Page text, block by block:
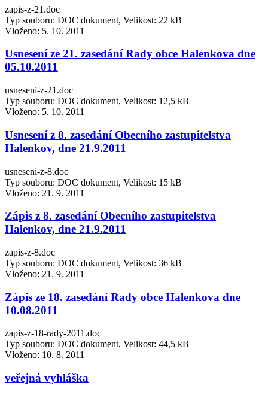
zapis-z-21.doc
Typ souboru: DOC dokument, Velikost: 22 kB
Vloženo: 5. 10. 2011
Usnesení ze 21. zasedání Rady obce Halenkova dne
05.10.2011
usneseni-z-21.doc
Typ souboru: DOC dokument, Velikost: 12,5 kB
Vloženo: 5. 10. 2011
Usnesení z 8. zasedání Obecního zastupitelstva
Halenkov, dne 21.9.2011
usneseni-z-8.doc
Typ souboru: DOC dokument, Velikost: 15 kB
Vloženo: 21. 9. 2011
Zápis z 8. zasedání Obecního zastupitelstva
Halenkov, dne 21.9.2011
zapis-z-8.doc
Typ souboru: DOC dokument, Velikost: 36 kB
Vloženo: 21. 9. 2011
Zápis ze 18. zasedání Rady obce Halenkova dne
10.08.2011
zapis-z-18-rady-2011.doc
Typ souboru: DOC dokument, Velikost: 44,5 kB
Vloženo: 10. 8. 2011
veřejná vyhláška